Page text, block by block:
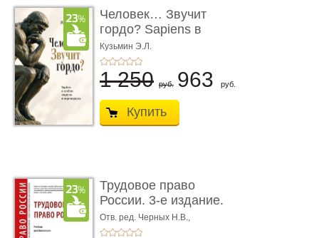
Человек… Звучит
гордо? Sapiens в
тенётах социума � ...
Кузьмин Э.Л.
1 250 руб. 963 руб.
Купить
Трудовое право
России. 3-е издание.
Учебник для ...
Отв. ред. Черных Н.В.,
Шестерякова И.В.